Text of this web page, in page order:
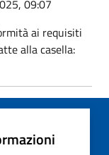
09:07
ai requisiti
alla casella: